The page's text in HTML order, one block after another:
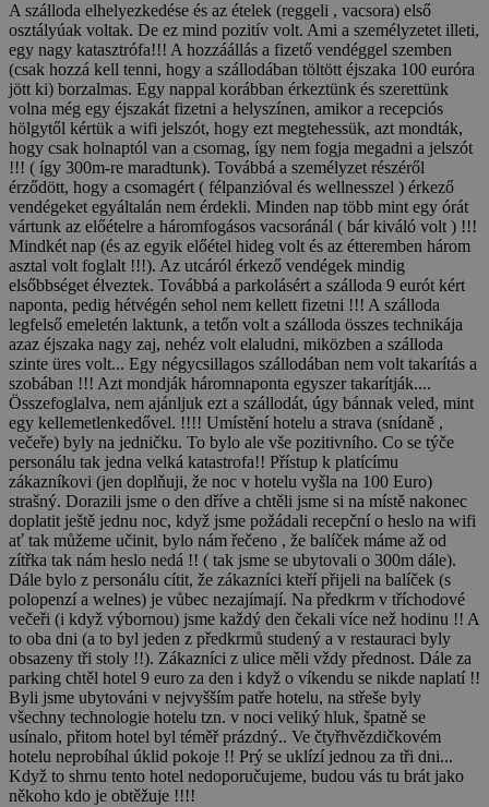
A szálloda elhelyezkedése és az ételek (reggeli , vacsora) első
osztályúak voltak. De ez mind pozitív volt. Ami a személyzetet illeti,
egy nagy katasztrófa!!! A hozzáállás a fizető vendéggel szemben
(csak hozzá kell tenni, hogy a szállodában töltött éjszaka 100 euróra
jött ki) borzalmas. Egy nappal korábban érkeztünk és szerettünk
volna még egy éjszakát fizetni a helyszínen, amikor a recepciós
hölgytől kértük a wifi jelszót, hogy ezt megtehessük, azt mondták,
hogy csak holnaptól van a csomag, így nem fogja megadni a jelszót
!!! ( így 300m-re maradtunk). Továbbá a személyzet részéről
érződött, hogy a csomagért ( félpanzióval és wellnesszel ) érkező
vendégeket egyáltalán nem érdekli. Minden nap több mint egy órát
vártunk az előételre a háromfogásos vacsoránál ( bár kiváló volt ) !!!
Mindkét nap (és az egyik előétel hideg volt és az étteremben három
asztal volt foglalt !!!). Az utcáról érkező vendégek mindig
elsőbbséget élveztek. Továbbá a parkolásért a szálloda 9 eurót kért
naponta, pedig hétvégén sehol nem kellett fizetni !!! A szálloda
legfelső emeletén laktunk, a tetőn volt a szálloda összes technikája
azaz éjszaka nagy zaj, nehéz volt elaludni, miközben a szálloda
szinte üres volt... Egy négycsillagos szállodában nem volt takarítás a
szobában !!! Azt mondják háromnaponta egyszer takarítják....
Összefoglalva, nem ajánljuk ezt a szállodát, úgy bánnak veled, mint
egy kellemetlenkedővel. !!!! Umístění hotelu a strava (snídaně ,
večeře) byly na jedničku. To bylo ale vše pozitivního. Co se týče
personálu tak jedna velká katastrofa!! Přístup k platícímu
zákazníkovi (jen doplňuji, že noc v hotelu vyšla na 100 Euro)
strašný. Dorazili jsme o den dříve a chtěli jsme si na místě nakonec
doplatit ještě jednu noc, když jsme požádali recepční o heslo na wifi
ať tak můžeme učinit, bylo nám řečeno , že balíček máme až od
zítřka tak nám heslo nedá !! ( tak jsme se ubytovali o 300m dále).
Dále bylo z personálu cítit, že zákazníci kteří přijeli na balíček (s
polopenzí a welnes) je vůbec nezajímají. Na předkrm v tříchodové
večeři (i když výbornou) jsme každý den čekali více než hodinu !! A
to oba dni (a to byl jeden z předkrmů studený a v restauraci byly
obsazeny tři stoly !!). Zákazníci z ulice měli vždy přednost. Dále za
parking chtěl hotel 9 euro za den i když o víkendu se nikde naplatí !!
Byli jsme ubytováni v nejvyšším patře hotelu, na střeše byly
všechny technologie hotelu tzn. v noci veliký hluk, špatně se
usínalo, přitom hotel byl téměř prázdný.. Ve čtyřhvězdičkovém
hotelu neprobíhal úklid pokoje !! Prý se uklízí jednou za tři dni...
Když to shrnu tento hotel nedoporučujeme, budou vás tu brát jako
někoho kdo je obtěžuje !!!!